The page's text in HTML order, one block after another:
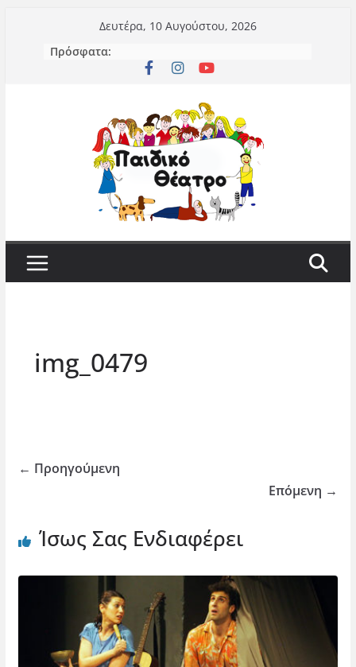
περιεχόμενο
Δευτέρα, 10 Αυγούστου, 2026
Πρόσφατα:
img_0479
← Προηγούμενη
Επόμενη →
Ίσως Σας Ενδιαφέρει